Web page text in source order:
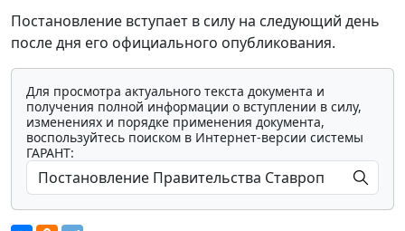
Постановление вступает в силу на следующий день
после дня его официального опубликования.
Для просмотра актуального текста документа и
получения полной информации о вступлении в силу,
изменениях и порядке применения документа,
воспользуйтесь поиском в Интернет-версии системы
ГАРАНТ: